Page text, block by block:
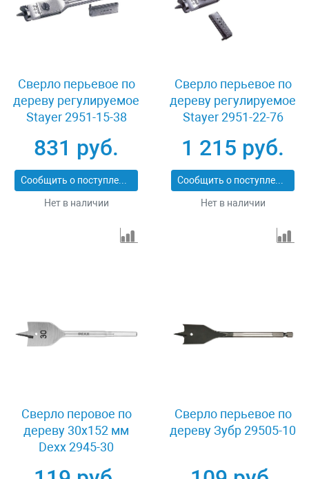
Сверло перьевое по
дереву регулируемое
Stayer 2951-15-38
831 руб.
Сообщить о поступлении
Нет в наличии
Сверло перьевое по
дереву регулируемое
Stayer 2951-22-76
1 215 руб.
Сообщить о поступлении
Нет в наличии
Сверло перовое по
дереву 30x152 мм
Dexx 2945-30
Сверло перьевое по
дереву Зубр 29505-10